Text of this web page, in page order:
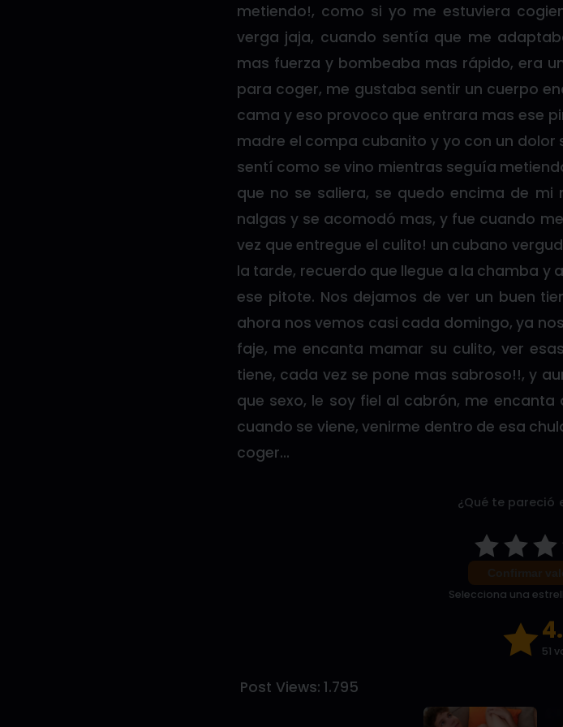
metiendo!, como si yo me estuviera
verga jaja, cuando sentía que me
mas fuerza y bombeaba mas rápido, era
para coger, me gustaba sentir un cuerpo
cama y eso provoco que entrara mas ese
madre el compa cubanito y yo con un
sentí como se vino mientras seguía
que no se saliera, se quedo encima de
nalgas y se acomodó mas, y fue cuando
vez que entregue el culito! un cubano
la tarde, recuerdo que llegue a la chamba y
ese pitote. Nos dejamos de ver un buen
ahora nos vemos casi cada domingo, ya
faje, me encanta mamar su culito, ver
tiene, cada vez se pone mas sabroso!!, y
que sexo, le soy fiel al cabrón, me
cuando se viene, venirme dentro de esa
coger…
¿Qué te pareció
Selecciona una
51
Post Views: 1.795